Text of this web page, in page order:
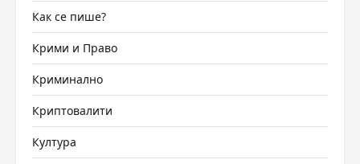
Как се пише?
Крими и Право
Криминално
Криптовалити
Култура